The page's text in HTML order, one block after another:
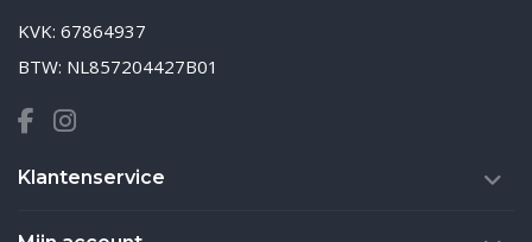
KVK: 67864937
BTW: NL857204427B01
Klantenservice